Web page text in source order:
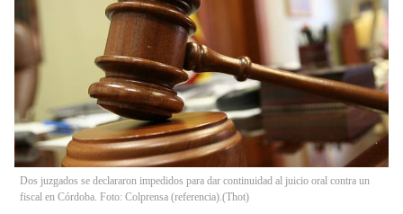
Dos juzgados se declararon impedidos para dar continuidad al juicio oral contra un
fiscal en Córdoba. Foto: Colprensa (referencia).(Thot)